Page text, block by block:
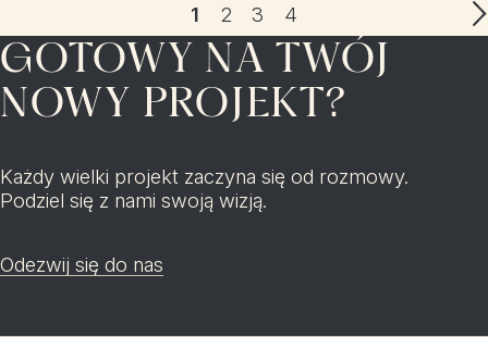
1
2 3 4
GOTOWY NA TWÓJ
NOWY PROJEKT?
Każdy wielki projekt zaczyna się od rozmowy.
Podziel się z nami swoją wizją.
Odezwij się do nas